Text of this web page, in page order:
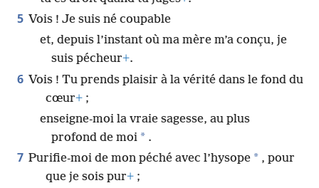
5 Vois ! Je suis né coupable
et, depuis l’instant où ma mère m’a conçu, je
suis pécheur+.
6 Vois ! Tu prends plaisir à la vérité dans le fond du
cœur+ ;
enseigne-moi la vraie sagesse, au plus
profond de moi * .
7 Purifie-moi de mon péché avec l’hysope * , pour
que je sois pur+ ;